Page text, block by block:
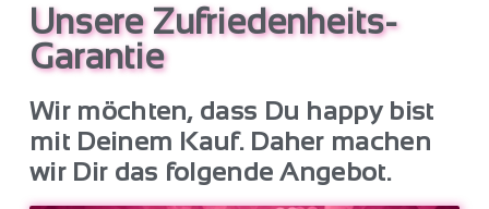
Unsere Zufriedenheits-
Garantie
Wir möchten, dass Du happy bist
mit Deinem Kauf. Daher machen
wir Dir das folgende Angebot.